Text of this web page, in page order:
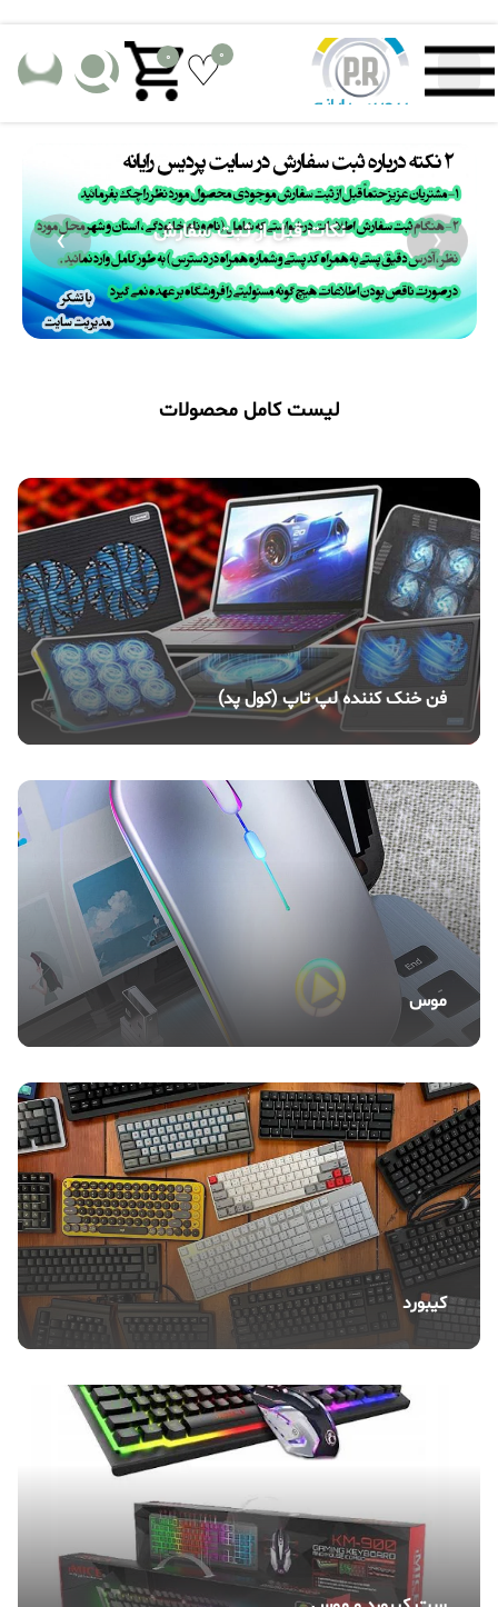
0
0
نکات قبل از خرید ‹
›
لیست کامل محصولات
فن خنک کننده لپ تاپ (کول پد)
موس
کیبورد